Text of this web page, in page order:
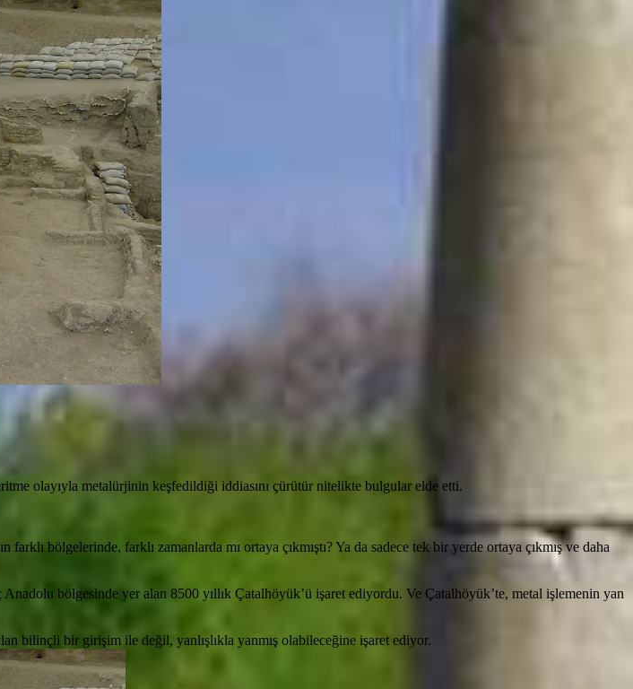
olayıyla metalürjinin keşfedildiği iddiasını çürütür nitelikte bulgular elde etti.
bölgelerinde, farklı zamanlarda mı ortaya çıkmıştı? Ya da sadece tek bir yerde ortaya çıkmış ve daha
bölgesinde yer alan 8500 yıllık Çatalhöyük’ü işaret ediyordu. Ve Çatalhöyük’te, metal işlemenin yan
bilinçli bir girişim ile değil, yanlışlıkla yanmış olabileceğine işaret ediyor.